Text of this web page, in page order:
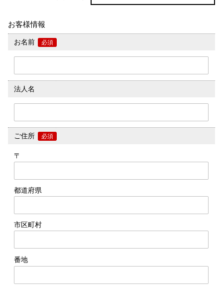
お客様情報
お名前 必須
法人名
ご住所 必須
〒
都道府県
市区町村
番地